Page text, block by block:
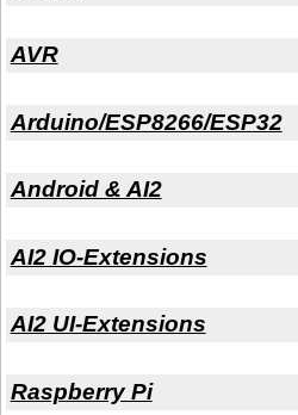
AVR
Arduino/ESP8266/ESP32
Android & AI2
AI2 IO-Extensions
AI2 UI-Extensions
Raspberry Pi